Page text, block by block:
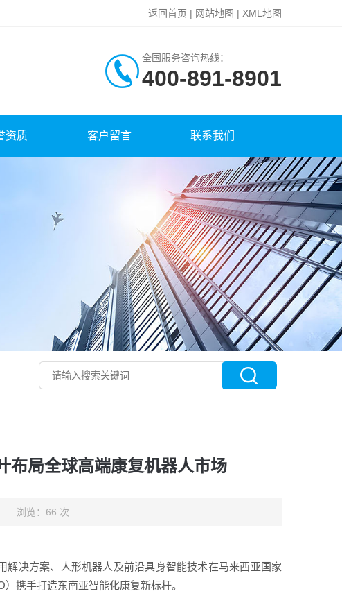
返回首页 | 网站地图 | XML地图
全国服务咨询热线：
400-891-8901
资质 客户留言 联系我们
布局全球高端康复机器人市场
浏览：66 次
解决方案、人形机器人及前沿具身智能技术在马来西亚国家
携手打造东南亚智能化康复新标杆。